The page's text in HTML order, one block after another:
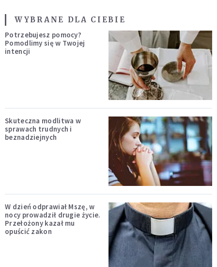
WYBRANE DLA CIEBIE
Potrzebujesz pomocy?
Pomodlimy się w Twojej
intencji
Skuteczna modlitwa w
sprawach trudnych i
beznadziejnych
W dzień odprawiał Mszę, w
nocy prowadził drugie życie.
Przełożony kazał mu
opuścić zakon